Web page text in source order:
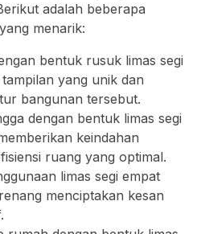
adalah beberapa
menarik:
bentuk rusuk limas segi
yang unik dan
bangunan tersebut.
dengan bentuk limas segi
keindahan
ruang yang optimal.
limas segi empat
menciptakan kesan